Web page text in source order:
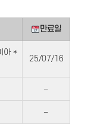
만료일
아 *
25/07/16
–
–